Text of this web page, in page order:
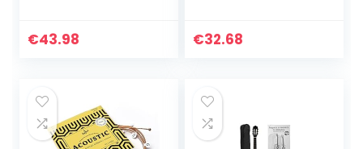
kleurrijke Spaanse
€43.98 €32.68